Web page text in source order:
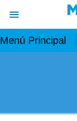
Menú Principal